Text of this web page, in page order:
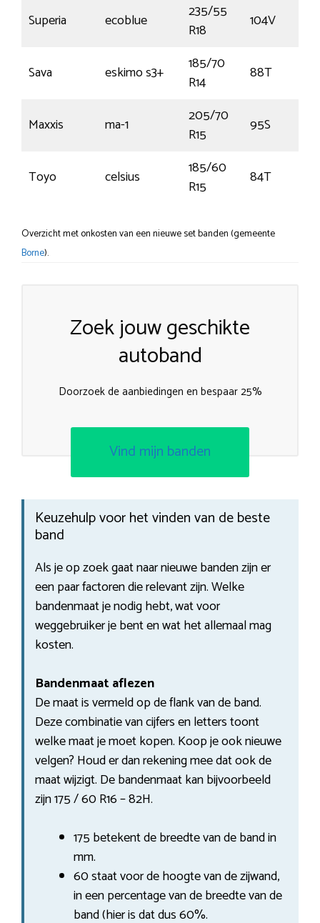
Superia ecoblue
235/55
R18
104V
Sava eskimo s3+
185/70
R14
88T
Maxxis ma-1
205/70
R15
95S
Toyo celsius
185/60
R15
84T
Overzicht met onkosten van een nieuwe set banden (gemeente
Borne).
Zoek jouw geschikte
autoband
Doorzoek de aanbiedingen en bespaar 25%
Vind mijn banden
Keuzehulp voor het vinden van de beste
band
Als je op zoek gaat naar nieuwe banden zijn er
een paar factoren die relevant zijn. Welke
bandenmaat je nodig hebt, wat voor
weggebruiker je bent en wat het allemaal mag
kosten.
Bandenmaat aflezen
De maat is vermeld op de flank van de band.
Deze combinatie van cijfers en letters toont
welke maat je moet kopen. Koop je ook nieuwe
velgen? Houd er dan rekening mee dat ook de
maat wijzigt. De bandenmaat kan bijvoorbeeld
zijn 175 / 60 R16 – 82H.
175 betekent de breedte van de band in
mm.
60 staat voor de hoogte van de zijwand,
in een percentage van de breedte van de
band (hier is dat dus 60%.